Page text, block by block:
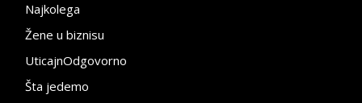
Najkolega
Žene u biznisu
UticajnOdgovorno
Šta jedemo